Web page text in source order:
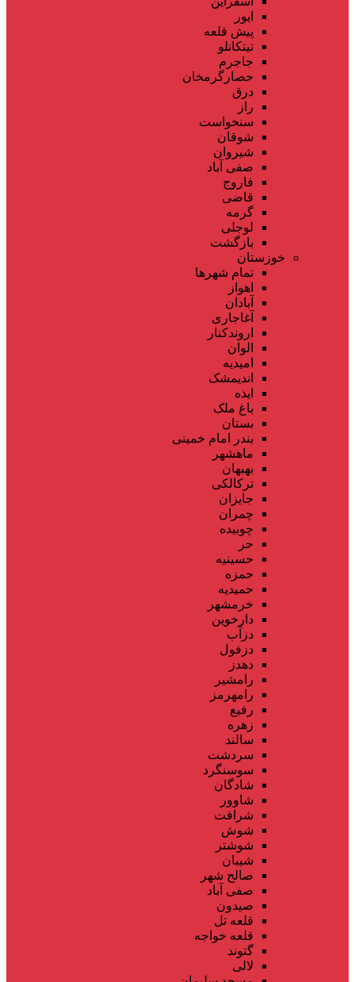
ایور
پیش قلعه
تیتکانلو
جاجرم
حصارگرمخان
درق
راز
سنخواست
شوقان
شیروان
صفی آباد
فاروج
قاضی
گرمه
لوجلی
بازگشت
خوزستان
تمام شهر‌ها
اهواز
آبادان
آغاجاری
اروندکنار
الوان
امیدیه
اندیمشک
ایذه
باغ ملک
بستان
بندر امام خمینی
ماهشهر
بهبهان
ترکالکی
جایزان
چمران
چوبیده
حر
حسینیه
حمزه
حمیدیه
خرمشهر
دارخوین
دزآب
دزفول
دهدز
رامشیر
رامهرمز
رفیع
زهره
سالند
سردشت
سوسنگرد
شادگان
شاوور
شرافت
شوش
شوشتر
شیبان
صالح شهر
صفی آباد
صیدون
قلعه تل
قلعه خواجه
گتوند
لالی